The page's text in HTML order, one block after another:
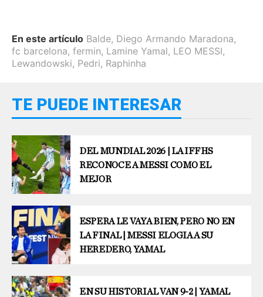
En este artículo Balde, Diego Armando Maradona,
fc barcelona, fermin, Lamine Yamal, LEO MESSI,
Lewandowski, Pedri, Raphinha
TE PUEDE INTERESAR
DEL MUNDIAL 2026 | LA IFFHS
RECONOCE A MESSI COMO EL
MEJOR
ESPERA LE VAYA BIEN, PERO NO EN
LA FINAL | MESSI ELOGIA A SU
HEREDERO, YAMAL
EN SU HISTORIAL VAN 9-2 | YAMAL